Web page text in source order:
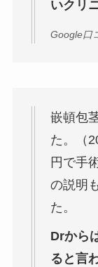
いクリ
Google口
嵌頓包
た。（
円で手
の説明
た。
Drから
ると言